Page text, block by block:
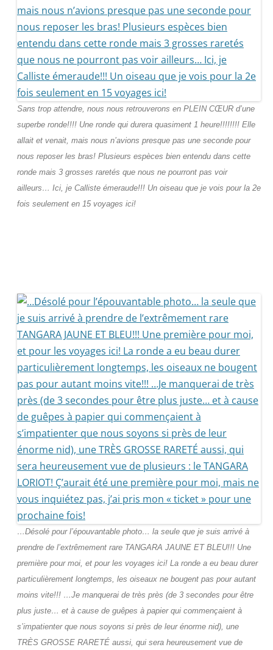
Sans trop attendre, nous nous retrouverons en PLEIN CŒUR d’une
superbe ronde!!!! Une ronde qui durera quasiment 1 heure!!!!!!!! Elle
allait et venait, mais nous n’avions presque pas une seconde pour
nous reposer les bras! Plusieurs espèces bien entendu dans cette
ronde mais 3 grosses raretés que nous ne pourront pas voir
ailleurs… Ici, je Calliste émeraude!!! Un oiseau que je vois pour la 2e
fois seulement en 15 voyages ici!
…Désolé pour l’épouvantable photo… la seule que je suis arrivé à
prendre de l’extrêmement rare TANGARA JAUNE ET BLEU!!! Une
première pour moi, et pour les voyages ici! La ronde a eu beau durer
particulièrement longtemps, les oiseaux ne bougent pas pour autant
moins vite!!! …Je manquerai de très près (de 3 secondes pour être
plus juste… et à cause de guêpes à papier qui commençaient à
s’impatienter que nous soyons si près de leur énorme nid), une
TRÈS GROSSE RARETÉ aussi, qui sera heureusement vue de